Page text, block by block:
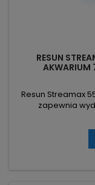
RESUN
AKWARIUM
Resun Streamax
zapewnia
automatycznemu
300–600 l/h –
76–114 l. Moc
Czujnik wymiany